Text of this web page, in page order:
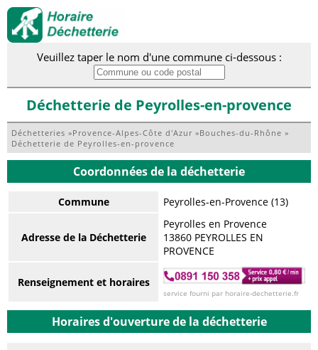
Veuillez taper le nom d'une commune ci-dessous :
Déchetterie de Peyrolles-en-provence
Déchetteries »Provence-Alpes-Côte d'Azur »Bouches-du-Rhône »
Déchetterie de Peyrolles-en-provence
Coordonnées de la déchetterie
Commune Peyrolles-en-Provence (13)
Adresse de la Déchetterie
Peyrolles en Provence
13860 PEYROLLES EN
PROVENCE
Renseignement et horaires
service fourni par horaire-dechetterie.fr
Horaires d'ouverture de la déchetterie